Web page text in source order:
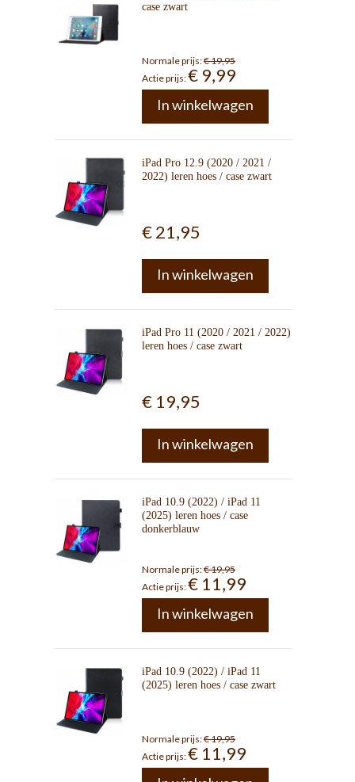
case zwart
Normale prijs:€ 19,95
Actie prijs:€ 9,99
In winkelwagen
iPad Pro 12.9 (2020 / 2021 /
2022) leren hoes / case zwart
€ 21,95
In winkelwagen
iPad Pro 11 (2020 / 2021 / 2022)
leren hoes / case zwart
€ 19,95
In winkelwagen
iPad 10.9 (2022) / iPad 11
(2025) leren hoes / case
donkerblauw
Normale prijs:€ 19,95
Actie prijs:€ 11,99
In winkelwagen
iPad 10.9 (2022) / iPad 11
(2025) leren hoes / case zwart
Normale prijs:€ 19,95
Actie prijs:€ 11,99